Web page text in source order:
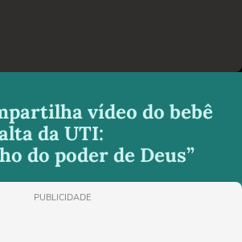
vídeo do bebê
da UTI:
do poder de Deus”
PUBLICIDADE